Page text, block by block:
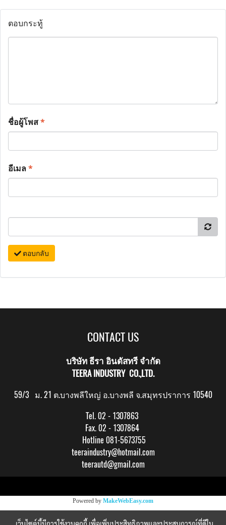
ตอบกระทู้
ชื่อผู้โพส*
อีเมล*
ตอบกลับ
CONTACT US
บริษัท ธีรา อินดัสทรี จำกัด
TEERA INDUSTRY CO.,LTD.
59/3 ม. 21 ต.บางพลีใหญ่ อ.บางพลี จ.สมุทรปราการ 10540
Tel. 02 - 1307863
Fax. 02 - 1307864
Hotline 081-5673755
teeraindustry@hotmail.com
teerautd@gmail.com
Powered by MakeWebEasy.com